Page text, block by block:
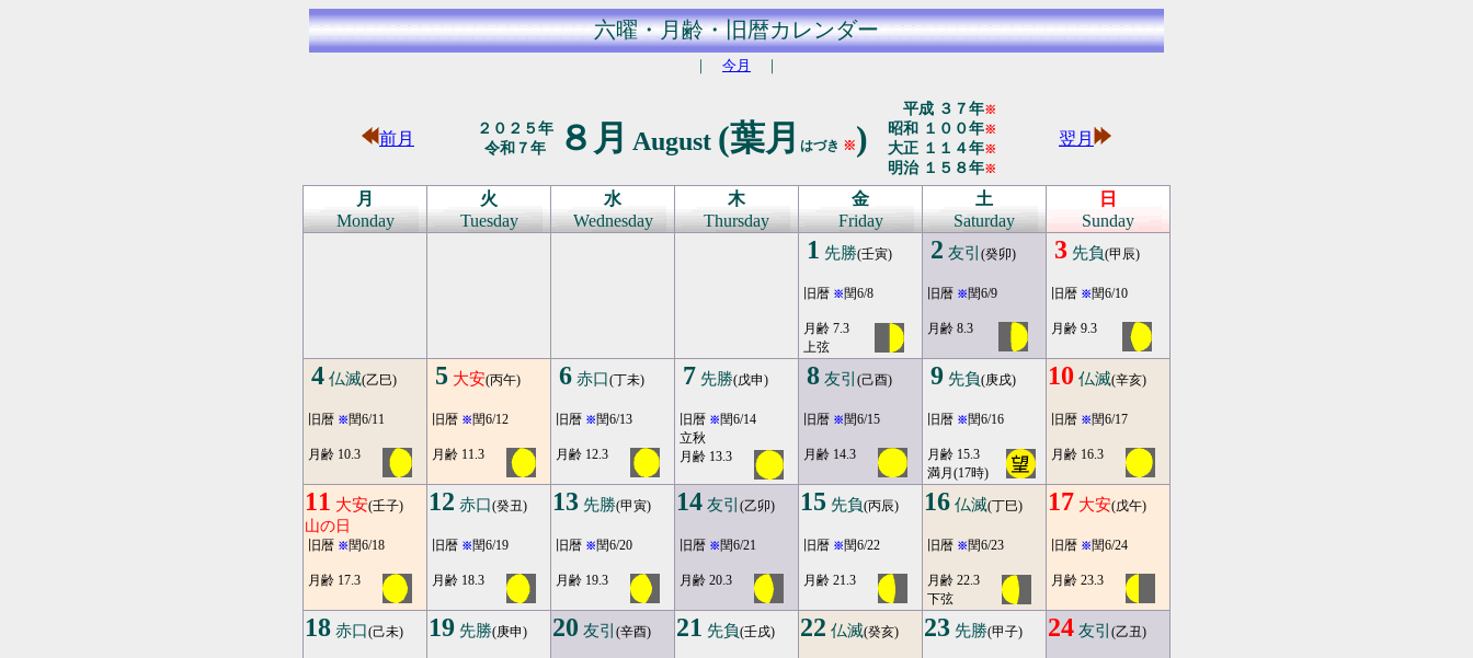
六曜・月齢・旧暦カレンダー
｜ 今月 ｜
前月
２０２５年
令和７年
８月 August (葉月 はづき ※)
平成 ３７年※
昭和 １００年※
大正 １１４年※
明治 １５８年※
翌月
月
Monday
火
Tuesday
水
Wednesday
木
Thursday
金
Friday
土
Saturday
日
Sunday
1 先勝(壬寅)
旧暦 ※閏6/8
月齢 7.3
上弦
2 友引 (癸卯)
旧暦 ※閏6/9
月齢 8.3
3 先負(甲辰)
旧暦 ※閏6/10
月齢 9.3
4 仏滅(乙巳)
旧暦 ※閏6/11
月齢 10.3
5 大安(丙午)
旧暦 ※閏6/12
月齢 11.3
6 赤口(丁未)
旧暦 ※閏6/13
月齢 12.3
7 先勝(戊申)
旧暦 ※閏6/14
立秋
月齢 13.3
8 友引 (己酉)
旧暦 ※閏6/15
月齢 14.3
9 先負(庚戌)
旧暦 ※閏6/16
月齢 15.3
満月(17時)
10 仏滅(辛亥)
旧暦 ※閏6/17
月齢 16.3
11 大安(壬子)
山の日
旧暦 ※閏6/18
月齢 17.3
12 赤口(癸丑)
旧暦 ※閏6/19
月齢 18.3
13 先勝(甲寅)
旧暦 ※閏6/20
月齢 19.3
14 友引 (乙卯)
旧暦 ※閏6/21
月齢 20.3
15 先負(丙辰)
旧暦 ※閏6/22
月齢 21.3
16 仏滅(丁巳)
旧暦 ※閏6/23
月齢 22.3
下弦
17 大安(戊午)
旧暦 ※閏6/24
月齢 23.3
18 赤口(己未) 19 先勝(庚申) 20 友引 (辛酉) 21 先負(壬戌) 22 仏滅(癸亥) 23 先勝(甲子) 24 友引 (乙丑)